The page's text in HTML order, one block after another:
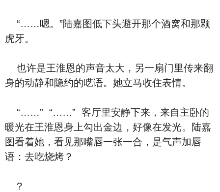
“……嗯。”陆嘉图低下头避开那个酒窝和那颗
虎牙。
也许是王淮恩的声音太大，另一扇门里传来翻
身的动静和隐约的呓语。她立马收住表情。
“……” “……” 客厅里安静下来，来自主卧的
暖光在王淮恩身上勾出金边，好像在发光。陆嘉
图看着她，看见那嘴唇一张一合，是气声加唇
语：去吃烧烤？
?